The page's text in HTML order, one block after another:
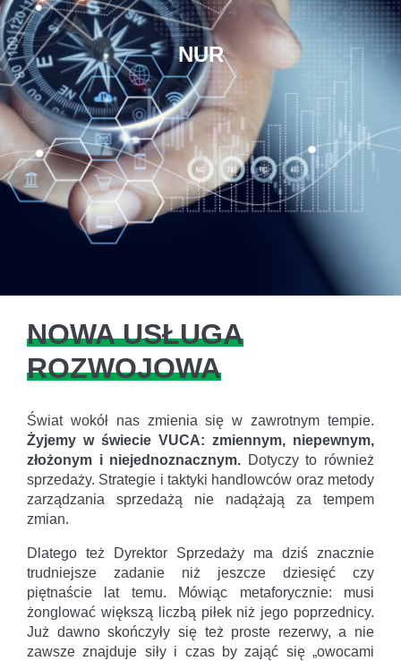
NUR
NOWA USŁUGA
ROZWOJOWA
Świat wokół nas zmienia się w zawrotnym tempie.
Żyjemy w świecie VUCA: zmiennym, niepewnym,
złożonym i niejednoznacznym. Dotyczy to również
sprzedaży. Strategie i taktyki handlowców oraz metody
zarządzania sprzedażą nie nadążają za tempem
zmian.
Dlatego też Dyrektor Sprzedaży ma dziś znacznie
trudniejsze zadanie niż jeszcze dziesięć czy
piętnaście lat temu. Mówiąc metaforycznie: musi
żonglować większą liczbą piłek niż jego poprzednicy.
Już dawno skończyły się też proste rezerwy, a nie
zawsze znajduje siły i czas by zająć się „owocami